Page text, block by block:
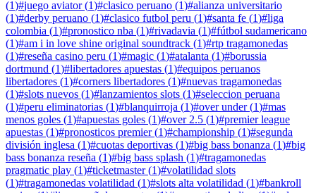
(1)#juego aviator(1)#clasico peruano (1)#alianza universitario
(1)#derby peruano (1)#clasico futbol peru (1)#santa fe (1)#liga
colombia (1)#pronostico nba (1)#rivadavia (1)#fútbol sudamericano
(1)#am i in love shine original soundtrack (1)#rtp tragamonedas
(1)#reseña casino peru (1)#magic (1)#atalanta (1)#borussia
dortmund (1)#libertadores apuestas (1)#equipos peruanos
libertadores (1)#corners libertadores (1)#nuevas tragamonedas
(1)#slots nuevos (1)#lanzamientos slots (1)#seleccion peruana
(1)#peru eliminatorias (1)#blanquirroja (1)#over under(1)#mas
menos goles (1)#apuestas goles (1)#over 2.5 (1)#premier league
apuestas (1)#pronosticos premier(1)#championship (1)#segunda
división inglesa (1)#cuotas deportivas (1)#big bass bonanza (1)#big
bass bonanza reseña (1)#big bass splash (1)#tragamonedas
pragmatic play (1)#ticketmaster(1)#volatilidad slots
(1)#tragamonedas volatilidad (1)#slots alta volatilidad (1)#bankroll